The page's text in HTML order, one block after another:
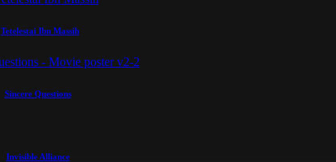
Tetelestai Ibn Massih
Sincere Questions
Invisible Alliance